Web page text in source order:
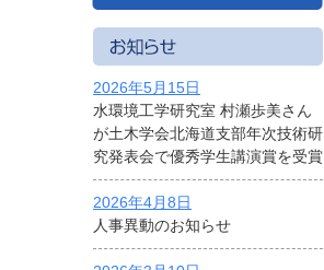
2026年5月15日
水環境工学研究室 村瀬歩美さん
が土木学会北海道支部年次技術研
究発表会で優秀学生講演賞を受賞
2026年4月8日
人事異動のお知らせ